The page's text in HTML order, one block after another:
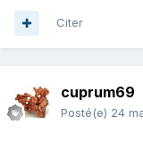
Citer
cuprum69
Posté(e) 24